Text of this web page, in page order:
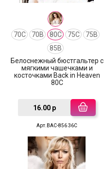
70C 70B 80C 75C
75B
85B
Белоснежный бюстгальтер с
мягкими чашечками и
косточками Back in Heaven
80C
16.00 р
Арт.BAC-856 36C